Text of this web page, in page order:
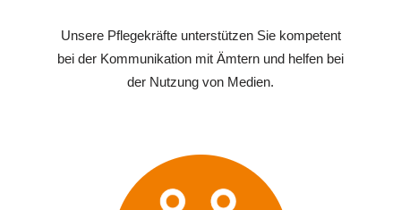
Unsere Pflegekräfte unterstützen Sie kompetent
bei der Kommunikation mit Ämtern und helfen bei
der Nutzung von Medien.